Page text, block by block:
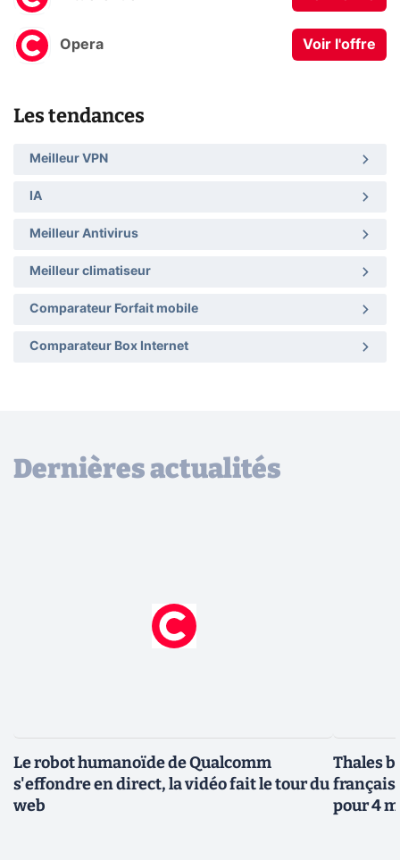
Opera Voir l'offre
Les tendances
Meilleur VPN
IA
Meilleur Antivirus
Meilleur climatiseur
Comparateur Forfait mobile
Comparateur Box Internet
Dernières actualités
Le robot humanoïde de Qualcomm
s'effondre en direct, la vidéo fait le tour du
web
Thales
français
pour 4